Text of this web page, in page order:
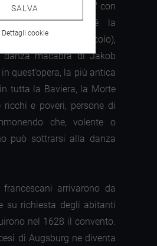
la "sala dei principi" con
nonché la
a Sant’Anna (IX secolo),
macabra di Jakob
quest’opera, la più antica
tutta la Baviera, la Morte
e poveri, persone di
che, volente o
può sottrarsi alla danza
arrivarono da
su richiesta degli abitanti
nel 1628 il convento.
di Augsburg ne diventa
SALVA
Dettagli cookie